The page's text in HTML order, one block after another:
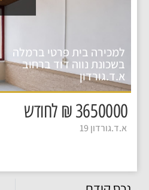
למכירה בית פרטי ברמלה
בשכונת נווה דוד ברחוב
א.ד.גורדון
3650000 ₪ לחודש
א.ד.גורדון 19